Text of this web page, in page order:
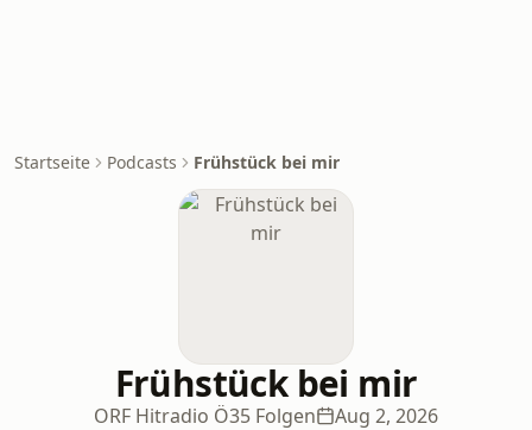
Startseite Podcasts Frühstück bei mir
Frühstück bei mir
ORF Hitradio Ö35 Folgen Aug 2, 2026